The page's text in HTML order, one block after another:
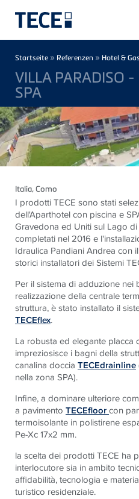
Breadcrumb
Startseite » Referenzen » Hotel &
VILLA PARADISO -
SPA
Italia, Como
I prodotti TECE sono stati
dell'Aparthotel con piscina e
Gravedona ed Uniti sul Lago
completati nel 2016 e
Idraulica Pandiani Andrea con
storici installatori dei Sistemi
Per il sistema di adduzione nei
realizzazione della centrale
struttura, è stato installato il
TECEflex.
La robusta ed elegante placca
impreziosisce i bagni della
canalina doccia TECEdrainline
nella zona SPA).
Infine, a dominare ulteriore
a pavimento TECEfloorcon
termoisolante in polistirene
Pe-Xc 17x2 mm.
la scelta dei prodotti TECE ha
interlocutore sia in ambito
affidabilità, tecnologia e
turistico residenziale.